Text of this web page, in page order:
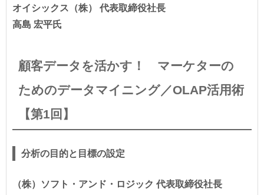
オイシックス（株） 代表取締役社長
高島 宏平氏
顧客データを活かす！ マーケターの
ためのデータマイニング／OLAP活用術
【第1回】
分析の目的と目標の設定
（株）ソフト・アンド・ロジック 代表取締役社長